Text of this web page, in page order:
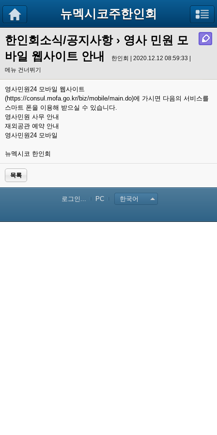
뉴멕시코주한인회
한인회소식/공지사항› 영사 민원 모
바일 웹사이트 안내
한인회 | 2020.12.12 08:59:33 |
메뉴 건너뛰기
영사민원24 모바일 웹사이트
(https://consul.mofa.go.kr/biz/mobile/main.do)에 가시면 다음의 서비스를
스마트 폰을 이용해 받으실 수 있습니다.
영사민원 사무 안내
재외공관 예약 안내
영사민원24 모바일
뉴멕시코 한인회
목록
로그인... PC 한국어